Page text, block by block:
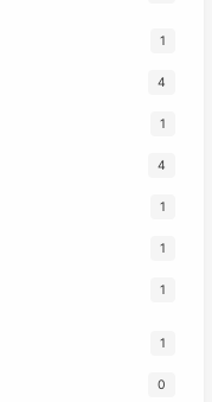
1
4
1
4
1
1
1
1
0